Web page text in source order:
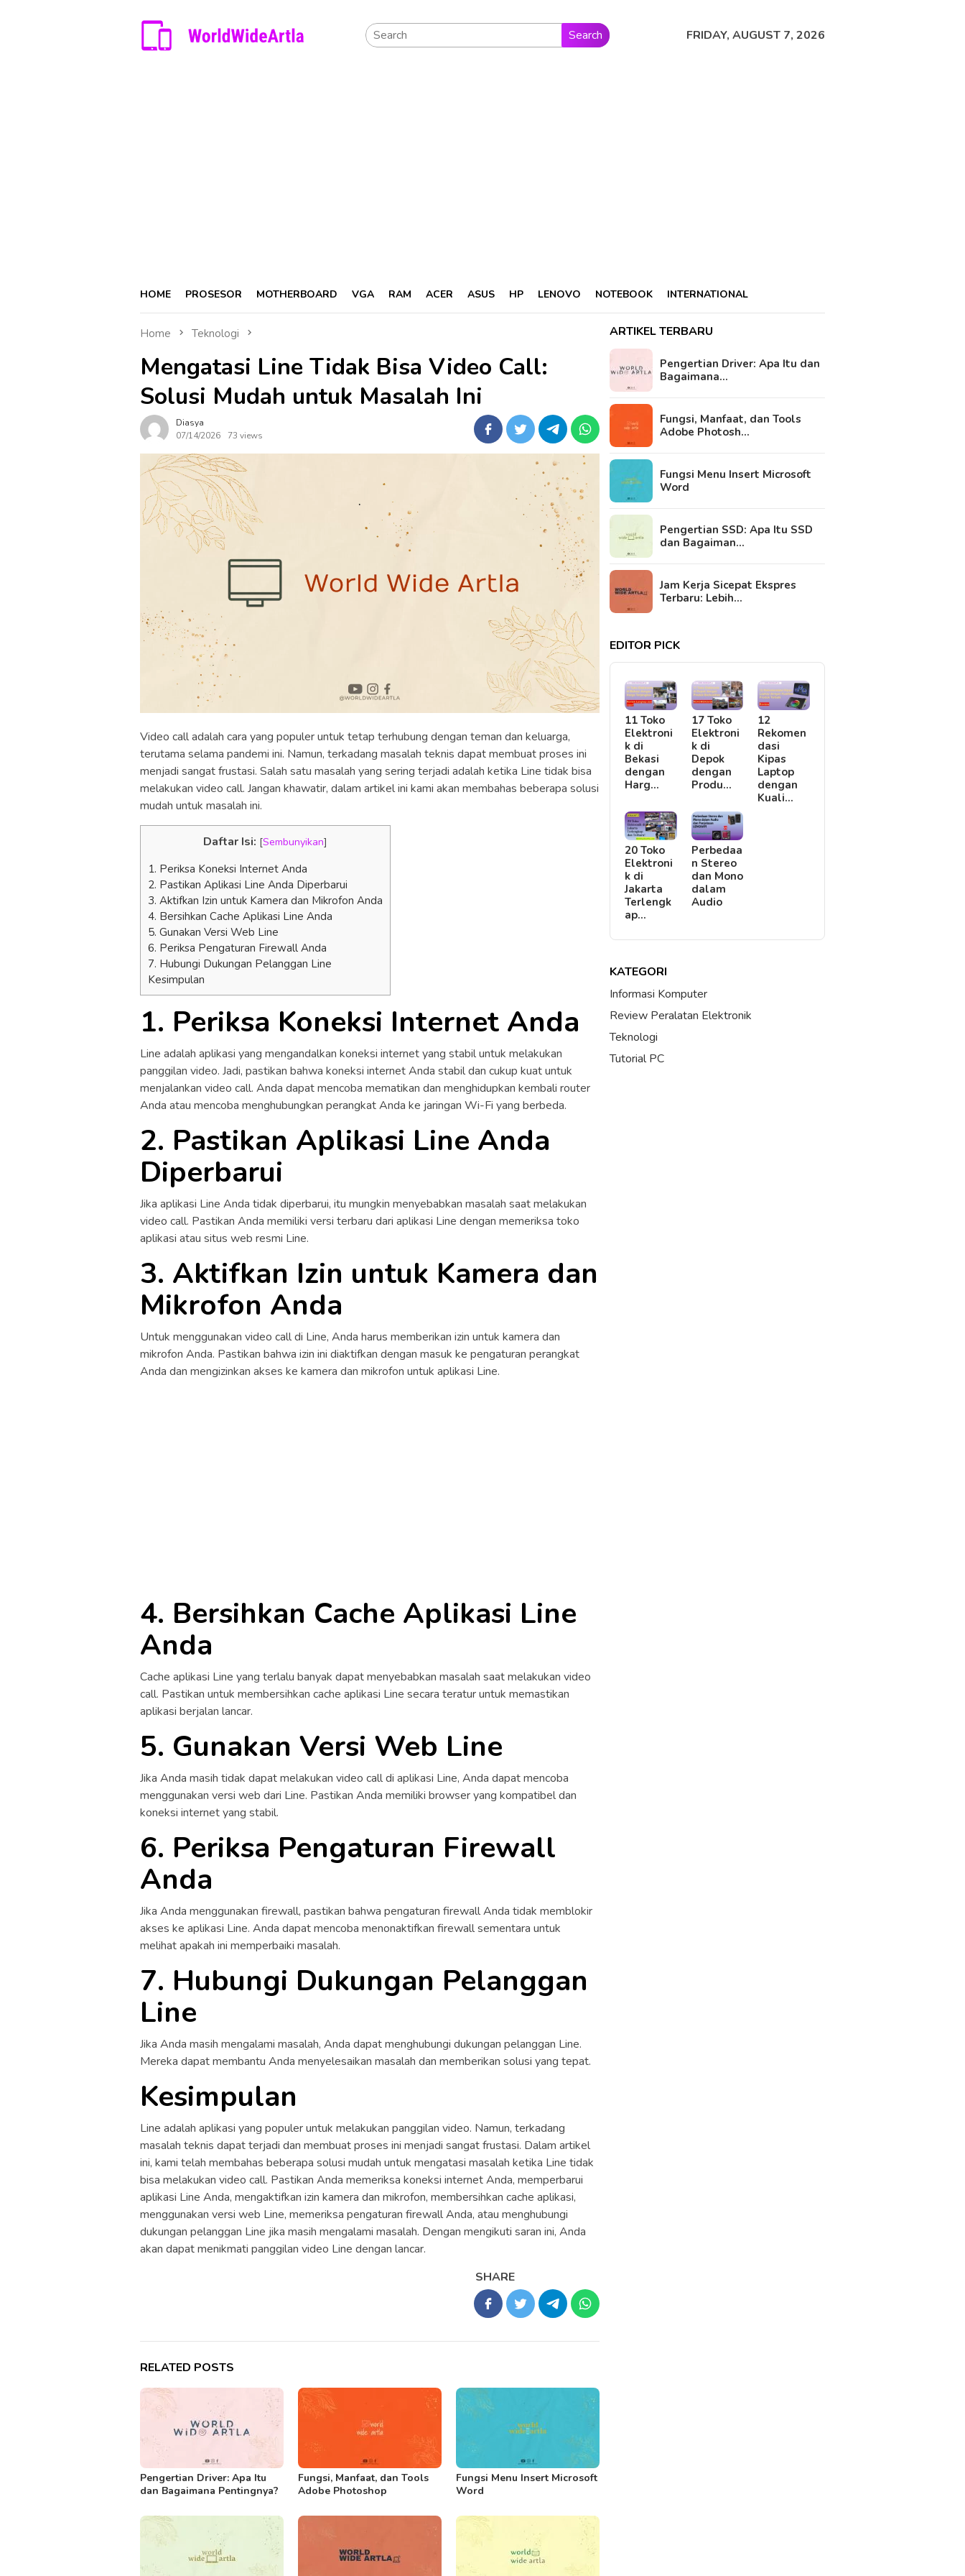
Search FRIDAY, AUGUST 7, 2026
HOME PROSESOR MOTHERBOARD VGA RAM ACER ASUS HP LENOVO NOTEBOOK INTERNATIONAL
Home Teknologi
Mengatasi Line Tidak Bisa Video Call:
Solusi Mudah untuk Masalah Ini
Diasya
07/14/2026
73 views
Video call adalah cara yang populer untuk tetap terhubung dengan teman dan keluarga,
terutama selama pandemi ini. Namun, terkadang masalah teknis dapat membuat proses ini
menjadi sangat frustasi. Salah satu masalah yang sering terjadi adalah ketika Line tidak bisa
melakukan video call. Jangan khawatir, dalam artikel ini kami akan membahas beberapa solusi
mudah untuk masalah ini.
Daftar Isi: [Sembunyikan]
1. Periksa Koneksi Internet Anda
2. Pastikan Aplikasi Line Anda Diperbarui
3. Aktifkan Izin untuk Kamera dan Mikrofon Anda
4. Bersihkan Cache Aplikasi Line Anda
5. Gunakan Versi Web Line
6. Periksa Pengaturan Firewall Anda
7. Hubungi Dukungan Pelanggan Line
Kesimpulan
1. Periksa Koneksi Internet Anda
Line adalah aplikasi yang mengandalkan koneksi internet yang stabil untuk melakukan
panggilan video. Jadi, pastikan bahwa koneksi internet Anda stabil dan cukup kuat untuk
menjalankan video call. Anda dapat mencoba mematikan dan menghidupkan kembali router
Anda atau mencoba menghubungkan perangkat Anda ke jaringan Wi-Fi yang berbeda.
2. Pastikan Aplikasi Line Anda
Diperbarui
Jika aplikasi Line Anda tidak diperbarui, itu mungkin menyebabkan masalah saat melakukan
video call. Pastikan Anda memiliki versi terbaru dari aplikasi Line dengan memeriksa toko
aplikasi atau situs web resmi Line.
3. Aktifkan Izin untuk Kamera dan
Mikrofon Anda
Untuk menggunakan video call di Line, Anda harus memberikan izin untuk kamera dan
mikrofon Anda. Pastikan bahwa izin ini diaktifkan dengan masuk ke pengaturan perangkat
Anda dan mengizinkan akses ke kamera dan mikrofon untuk aplikasi Line.
4. Bersihkan Cache Aplikasi Line
Anda
Cache aplikasi Line yang terlalu banyak dapat menyebabkan masalah saat melakukan video
call. Pastikan untuk membersihkan cache aplikasi Line secara teratur untuk memastikan
aplikasi berjalan lancar.
5. Gunakan Versi Web Line
Jika Anda masih tidak dapat melakukan video call di aplikasi Line, Anda dapat mencoba
menggunakan versi web dari Line. Pastikan Anda memiliki browser yang kompatibel dan
koneksi internet yang stabil.
6. Periksa Pengaturan Firewall
Anda
Jika Anda menggunakan firewall, pastikan bahwa pengaturan firewall Anda tidak memblokir
akses ke aplikasi Line. Anda dapat mencoba menonaktifkan firewall sementara untuk
melihat apakah ini memperbaiki masalah.
7. Hubungi Dukungan Pelanggan
Line
Jika Anda masih mengalami masalah, Anda dapat menghubungi dukungan pelanggan Line.
Mereka dapat membantu Anda menyelesaikan masalah dan memberikan solusi yang tepat.
Kesimpulan
Line adalah aplikasi yang populer untuk melakukan panggilan video. Namun, terkadang
masalah teknis dapat terjadi dan membuat proses ini menjadi sangat frustasi. Dalam artikel
ini, kami telah membahas beberapa solusi mudah untuk mengatasi masalah ketika Line tidak
bisa melakukan video call. Pastikan Anda memeriksa koneksi internet Anda, memperbarui
aplikasi Line Anda, mengaktifkan izin kamera dan mikrofon, membersihkan cache aplikasi,
menggunakan versi web Line, memeriksa pengaturan firewall Anda, atau menghubungi
dukungan pelanggan Line jika masih mengalami masalah. Dengan mengikuti saran ini, Anda
akan dapat menikmati panggilan video Line dengan lancar.
SHARE
RELATED POSTS
Pengertian Driver: Apa Itu
dan Bagaimana Pentingnya?
Fungsi, Manfaat, dan Tools
Adobe Photoshop
Fungsi Menu Insert Microsoft
Word
ARTIKEL TERBARU
Pengertian Driver: Apa Itu dan
Bagaimana…
Fungsi, Manfaat, dan Tools
Adobe Photosh…
Fungsi Menu Insert Microsoft
Word
Pengertian SSD: Apa Itu SSD
dan Bagaiman…
Jam Kerja Sicepat Ekspres
Terbaru: Lebih…
EDITOR PICK
11 Toko
Elektroni
k di
Bekasi
dengan
Harg…
17 Toko
Elektroni
k di
Depok
dengan
Produ…
12
Rekomen
dasi
Kipas
Laptop
dengan
Kuali…
20 Toko
Elektroni
k di
Jakarta
Terlengk
ap…
Perbedaa
n Stereo
dan Mono
dalam
Audio
KATEGORI
Informasi Komputer
Review Peralatan Elektronik
Teknologi
Tutorial PC